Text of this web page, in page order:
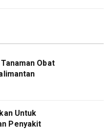
Obat
Untuk
Penyakit